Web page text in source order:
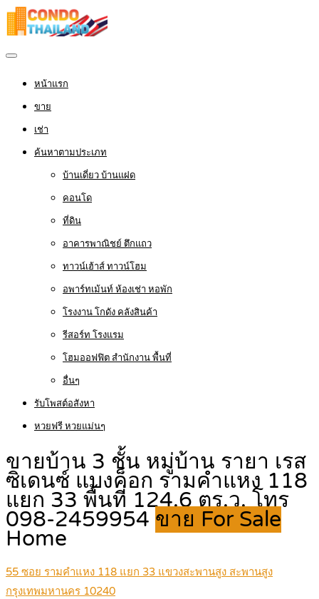
หน้าแรก
ขาย
เช่า
ค้นหาตามประเภท
บ้านเดี่ยว บ้านแฝด
คอนโด
ที่ดิน
อาคารพาณิชย์ ตึกแถว
ทาวน์เฮ้าส์ ทาวน์โฮม
อพาร์ทเม้นท์ ห้องเช่า หอพัก
โรงงาน โกดัง คลังสินค้า
รีสอร์ท โรงแรม
โฮมออฟฟิต สำนักงาน พื้นที่
อื่นๆ
รับโพสต์อสังหา
หวยฟรี หวยแม่นๆ
ขายบ้าน 3 ชั้น หมู่บ้าน รายา เรส
ซิเดนซ์ แบงค็อก รามคำแหง 118
แยก 33 พื้นที่ 124.6 ตร.ว. โทร
098-2459954 ขาย For Sale
Home
55 ซอย รามคำแหง 118 แยก 33 แขวงสะพานสูง สะพานสูง
กรุงเทพมหานคร 10240